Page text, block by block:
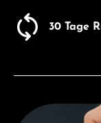
30 Tage
Entdecken Sie